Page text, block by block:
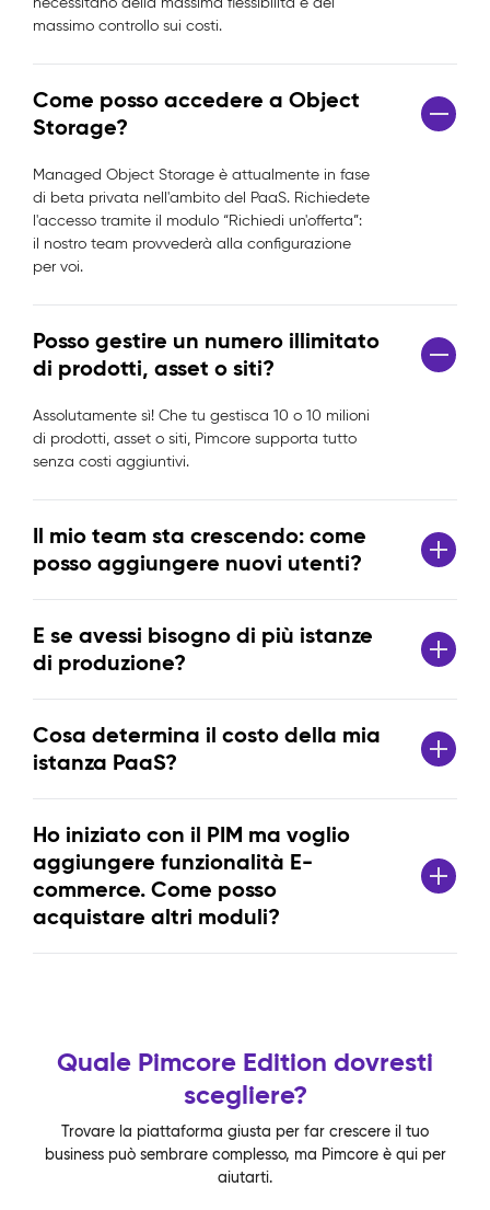
massimo controllo sui costi.
Come posso accedere a Object
Storage?
Managed Object Storage è attualmente in fase
di beta privata nell'ambito del PaaS. Richiedete
l'accesso tramite il modulo “Richiedi un'offerta”:
il nostro team provvederà alla configurazione
per voi.
Posso gestire un numero illimitato
di prodotti, asset o siti?
Assolutamente sì! Che tu gestisca 10 o 10 milioni
di prodotti, asset o siti, Pimcore supporta tutto
senza costi aggiuntivi.
Il mio team sta crescendo: come
posso aggiungere nuovi utenti?
E se avessi bisogno di più istanze
di produzione?
Cosa determina il costo della mia
istanza PaaS?
Ho iniziato con il PIM ma voglio
aggiungere funzionalità E-
commerce. Come posso
acquistare altri moduli?
Quale Pimcore Edition dovresti
scegliere?
Trovare la piattaforma giusta per far crescere il tuo
business può sembrare complesso, ma Pimcore è qui per
aiutarti.